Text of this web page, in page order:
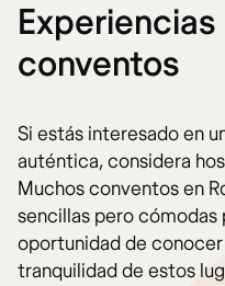
conventos
Si estás interesado en
auténtica, considera
Muchos conventos en
sencillas pero cómodas
oportunidad de
tranquilidad de estos